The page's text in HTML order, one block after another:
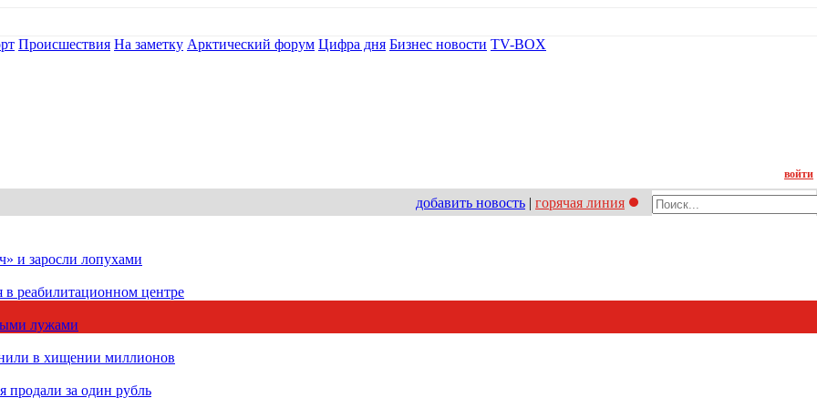
Происшествия На заметку Арктический форум Цифра дня Бизнес новости TV-BOX
войти
добавить новость | горячая линия
и заросли лопухами
реабилитационном центре
лужами
в хищении миллионов
продали за один рубль